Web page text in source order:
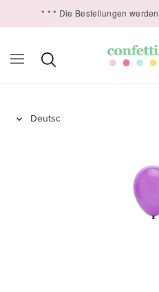
* * * Die Bestellungen
